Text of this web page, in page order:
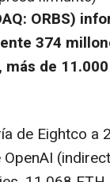
ORBS)
374
de
de Eightco a